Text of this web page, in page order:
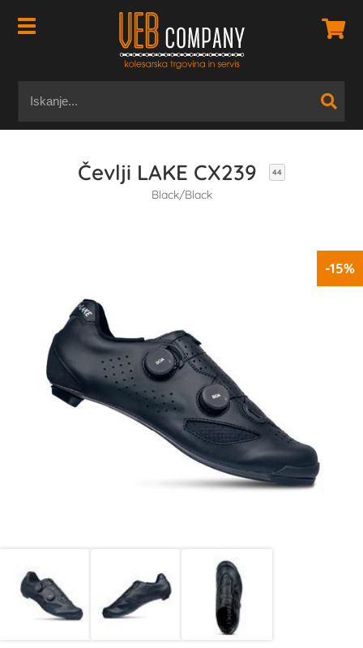
Čevlji LAKE CX239 44
Black/Black
-15%